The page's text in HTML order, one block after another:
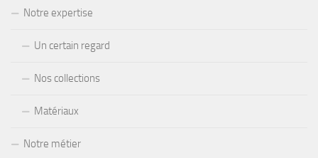
Notre expertise
Un certain regard
Nos collections
Matériaux
Notre métier